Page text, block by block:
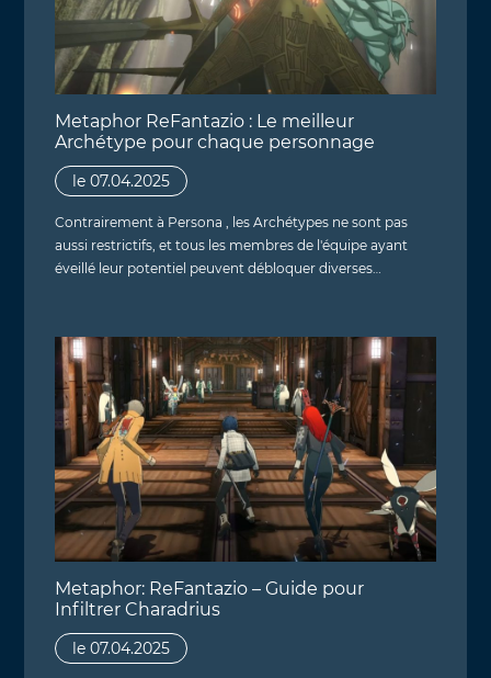
Metaphor ReFantazio : Le meilleur
Archétype pour chaque personnage
le 07.04.2025
Contrairement à Persona , les Archétypes ne sont pas
aussi restrictifs, et tous les membres de l'équipe ayant
éveillé leur potentiel peuvent débloquer diverses…
Metaphor: ReFantazio – Guide pour
Infiltrer Charadrius
le 07.04.2025